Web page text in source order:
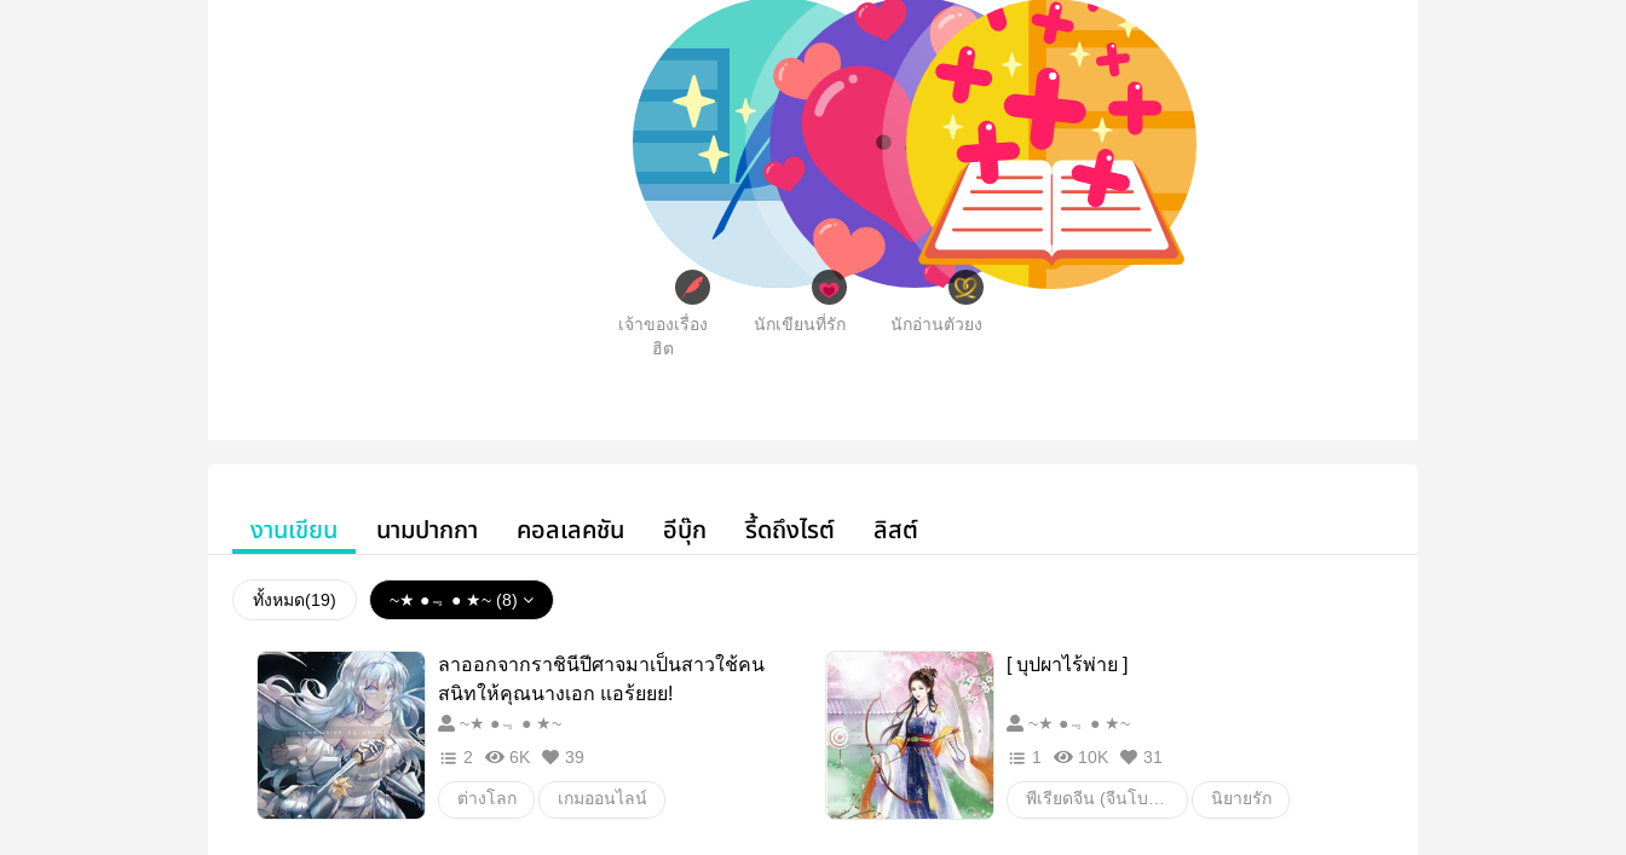
เจ้าของเรื่อง
ฮิต
นักเขียนที่รัก นักอ่านตัวยง
งานเขียน นามปากกา คอลเลคชัน อีบุ๊ก รี้ดถึงไรต์ ลิสต์
ทั้งหมด(19) ~★ ●﹃ ● ★~ (8)
ลาออกจากราชินีปีศาจมาเป็นสาวใช้คน
สนิทให้คุณนางเอก แอร้ยยย!
~★ ●﹃ ● ★~
2
6K 39
ต่างโลก เกมออนไลน์
[ บุปผาไร้พ่าย ]
~★ ●﹃ ● ★~
1
10K 31
นิยายรัก